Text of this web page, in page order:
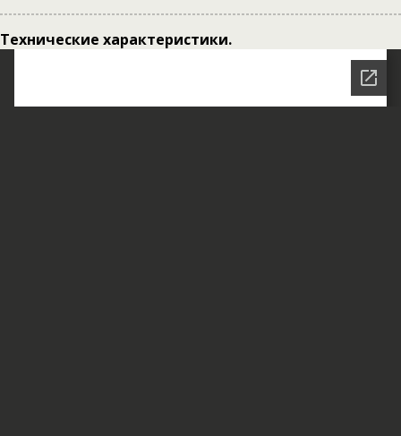
Технические характеристики.